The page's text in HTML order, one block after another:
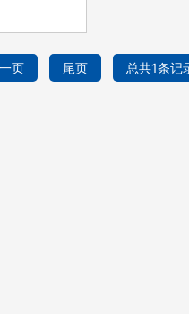
页 尾页 总共1条记